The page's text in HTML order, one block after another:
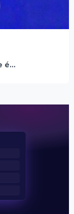
é...